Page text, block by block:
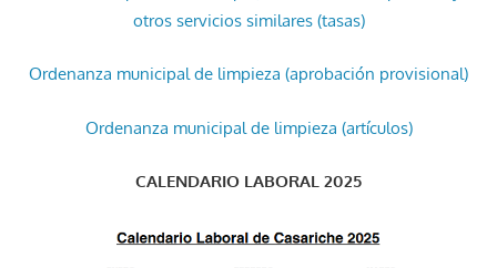
otros servicios similares (tasas)
Ordenanza municipal de limpieza (aprobación provisional)
Ordenanza municipal de limpieza (artículos)
CALENDARIO LABORAL 2025